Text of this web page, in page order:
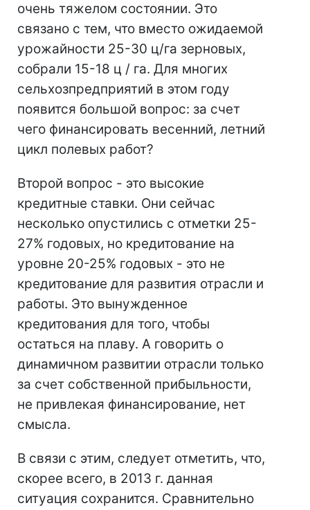
очень тяжелом состоянии. Это
связано с тем, что вместо ожидаемой
урожайности 25-30 ц/га зерновых,
собрали 15-18 ц / га. Для многих
сельхозпредприятий в этом году
появится большой вопрос: за счет
чего финансировать весенний, летний
цикл полевых работ?
Второй вопрос - это высокие
кредитные ставки. Они сейчас
несколько опустились с отметки 25-
27% годовых, но кредитование на
уровне 20-25% годовых - это не
кредитование для развития отрасли и
работы. Это вынужденное
кредитования для того, чтобы
остаться на плаву. А говорить о
динамичном развитии отрасли только
за счет собственной прибыльности,
не привлекая финансирование, нет
смысла.
В связи с этим, следует отметить, что,
скорее всего, в 2013 г. данная
ситуация сохранится. Сравнительно